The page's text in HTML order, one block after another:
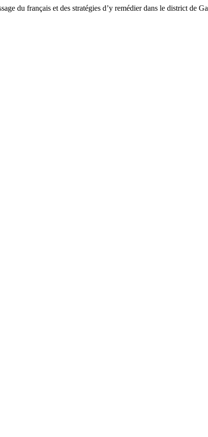
du français et des stratégies d’y remédier dans le district de